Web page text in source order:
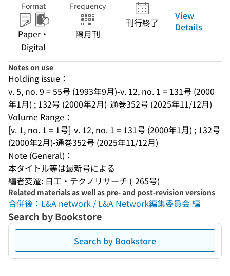
Format
Paper・
Digital
Frequency
隔月刊
刊行終了
View
Details
Notes on use
Holding issue：
v. 5, no. 9 = 55号 (1993年9月)-v. 12, no. 1 = 131号 (2000
年1月) ; 132号 (2000年2月)-通巻352号 (2025年11/12月)
Volume Range：
[v. 1, no. 1 = 1号]-v. 12, no. 1 = 131号 (2000年1月) ; 132号
(2000年2月)-通巻352号 (2025年11/12月)
Note (General)：
本タイトル等は最新号による
編者変遷: 日工・テクノリサーチ (-265号)
Related materials as well as pre- and post-revision versions
合併後：L&A network / L&A Network編集委員会 編
Search by Bookstore
Search by Bookstore